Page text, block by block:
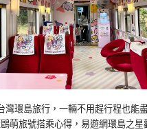
灣環島旅行，一輛不用趕行程也能
萌旅號搭乘心得，易遊網環島之星